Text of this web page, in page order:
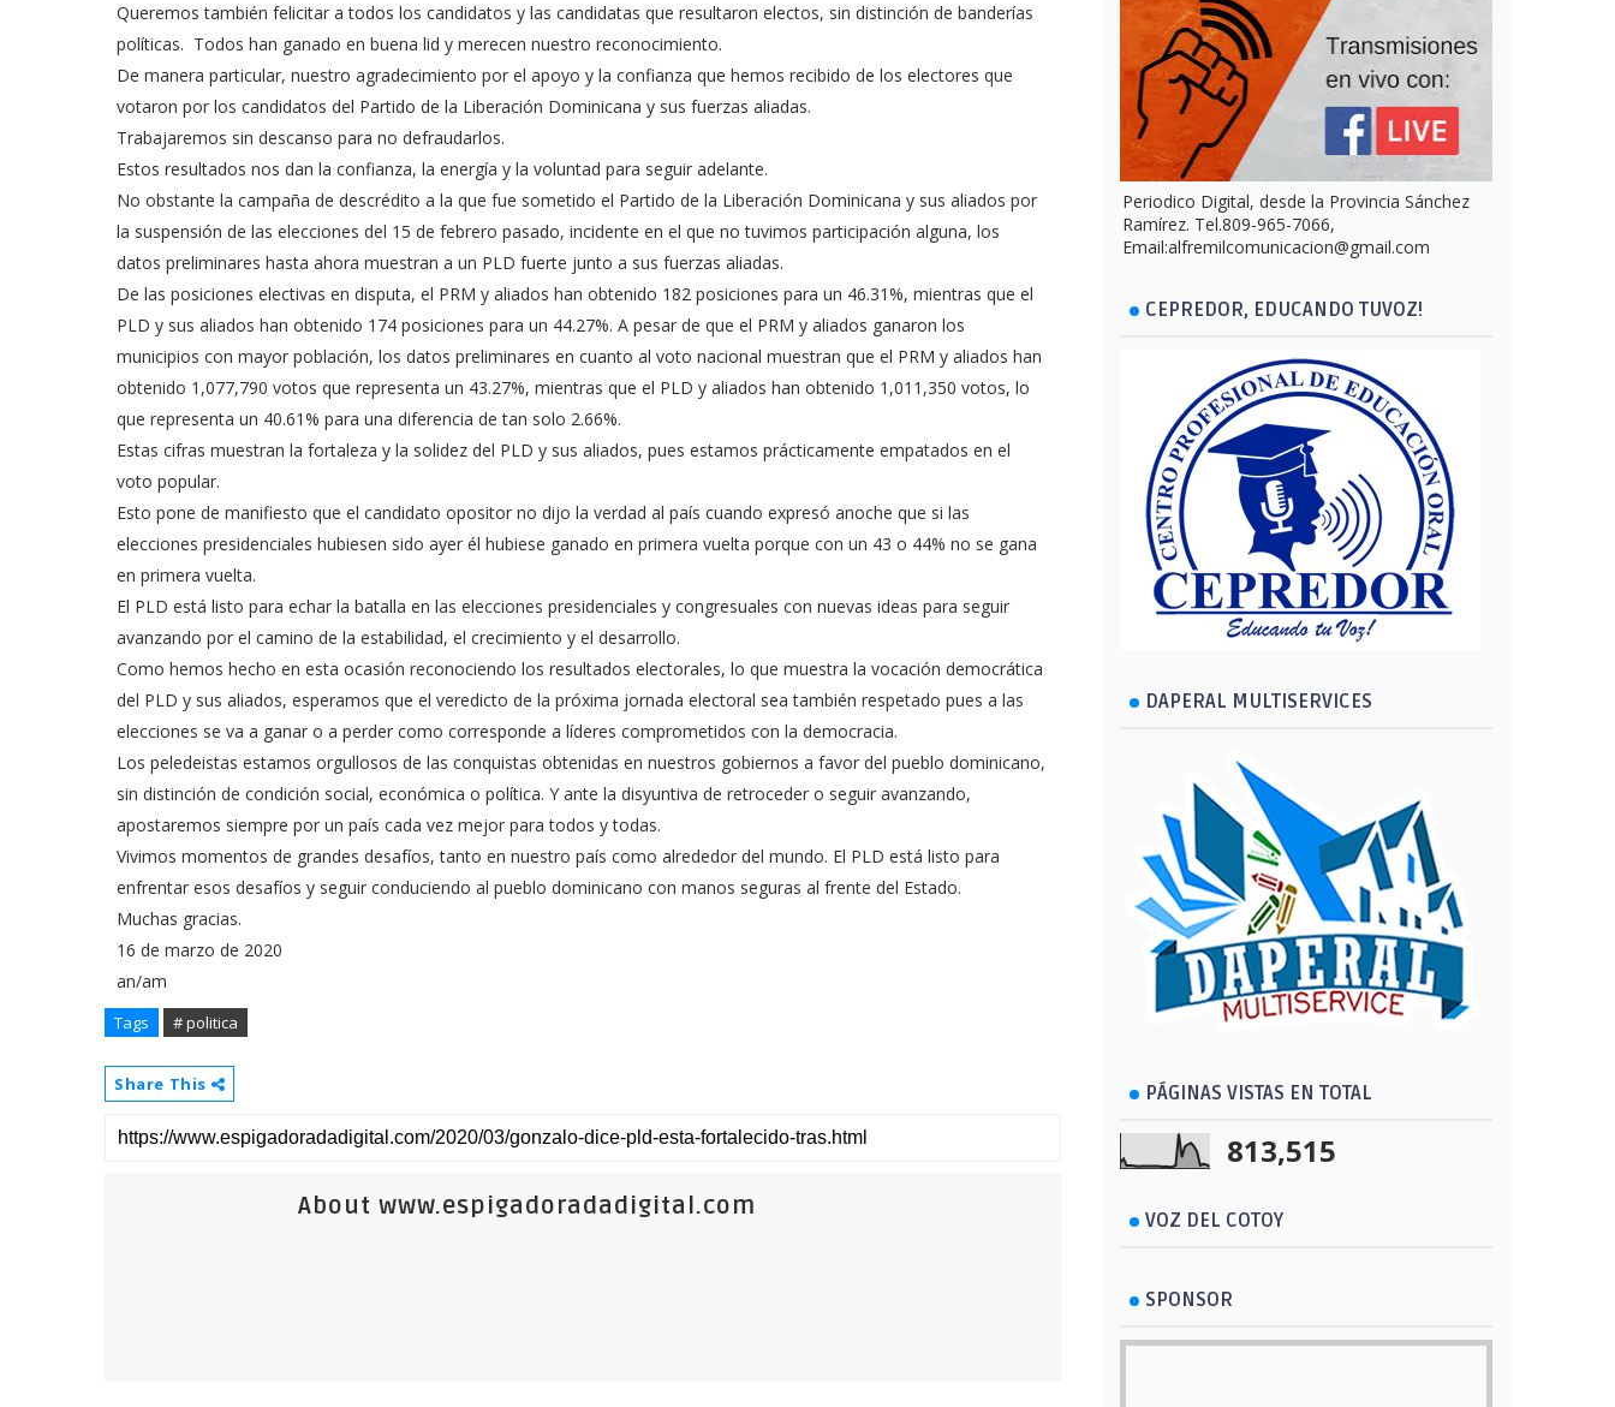
Queremos también felicitar a todos los candidatos y las candidatas que resultaron electos, sin distinción de banderías
políticas. Todos han ganado en buena lid y merecen nuestro reconocimiento.
De manera particular, nuestro agradecimiento por el apoyo y la confianza que hemos recibido de los electores que
votaron por los candidatos del Partido de la Liberación Dominicana y sus fuerzas aliadas.
Trabajaremos sin descanso para no defraudarlos.
Estos resultados nos dan la confianza, la energía y la voluntad para seguir adelante.
No obstante la campaña de descrédito a la que fue sometido el Partido de la Liberación Dominicana y sus aliados por
la suspensión de las elecciones del 15 de febrero pasado, incidente en el que no tuvimos participación alguna, los
datos preliminares hasta ahora muestran a un PLD fuerte junto a sus fuerzas aliadas.
De las posiciones electivas en disputa, el PRM y aliados han obtenido 182 posiciones para un 46.31%, mientras que el
PLD y sus aliados han obtenido 174 posiciones para un 44.27%. A pesar de que el PRM y aliados ganaron los
municipios con mayor población, los datos preliminares en cuanto al voto nacional muestran que el PRM y aliados han
obtenido 1,077,790 votos que representa un 43.27%, mientras que el PLD y aliados han obtenido 1,011,350 votos, lo
que representa un 40.61% para una diferencia de tan solo 2.66%.
Estas cifras muestran la fortaleza y la solidez del PLD y sus aliados, pues estamos prácticamente empatados en el
voto popular.
Esto pone de manifiesto que el candidato opositor no dijo la verdad al país cuando expresó anoche que si las
elecciones presidenciales hubiesen sido ayer él hubiese ganado en primera vuelta porque con un 43 o 44% no se gana
en primera vuelta.
El PLD está listo para echar la batalla en las elecciones presidenciales y congresuales con nuevas ideas para seguir
avanzando por el camino de la estabilidad, el crecimiento y el desarrollo.
Como hemos hecho en esta ocasión reconociendo los resultados electorales, lo que muestra la vocación democrática
del PLD y sus aliados, esperamos que el veredicto de la próxima jornada electoral sea también respetado pues a las
elecciones se va a ganar o a perder como corresponde a líderes comprometidos con la democracia.
Los peledeistas estamos orgullosos de las conquistas obtenidas en nuestros gobiernos a favor del pueblo dominicano,
sin distinción de condición social, económica o política. Y ante la disyuntiva de retroceder o seguir avanzando,
apostaremos siempre por un país cada vez mejor para todos y todas.
Vivimos momentos de grandes desafíos, tanto en nuestro país como alrededor del mundo. El PLD está listo para
enfrentar esos desafíos y seguir conduciendo al pueblo dominicano con manos seguras al frente del Estado.
Muchas gracias.
16 de marzo de 2020
an/am
Tags # politica
Share This
About www.espigadoradadigital.com
Periodico Digital, desde la Provincia Sánchez
Ramírez. Tel.809-965-7066,
Email:alfremilcomunicacion@gmail.com
CEPREDOR, EDUCANDO TUVOZ!
DAPERAL MULTISERVICES
PÁGINAS VISTAS EN TOTAL
813,515
VOZ DEL COTOY
SPONSOR